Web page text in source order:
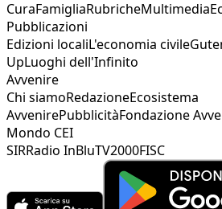
CuraFamigliaRubricheMultimedia
Pubblicazioni
Edizioni localiL'economia civile
UpLuoghi dell'Infinito
Avvenire
Chi siamoRedazioneEcosistema
AvvenirePubblicitàFondazione
Mondo CEI
SIRRadio InBluTV2000FISC